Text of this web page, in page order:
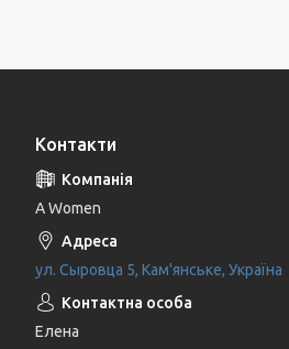
Контакти
A Women
ул. Сыровца 5, Кам'янське, Україна
Елена